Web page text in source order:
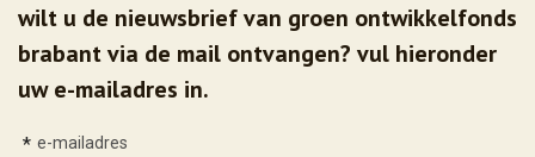
wilt u de nieuwsbrief van groen ontwikkelfonds
brabant via de mail ontvangen? vul hieronder
uw e-mailadres in.
e-mailadres
*